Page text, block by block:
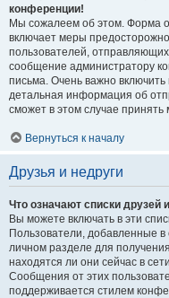
конференции!
Мы сожалеем об этом. Форма
включает меры
пользователей,
сообщение администратору
письма. Очень важно включить
детальная информация об
сможет в этом случае принять
Вернуться к началу
Друзья и недруги
Что означают списки друзей
Вы можете включать в эти
Пользователи, добавленные в
личном разделе для
находятся ли они сейчас в
Сообщения от этих
поддерживается стилем